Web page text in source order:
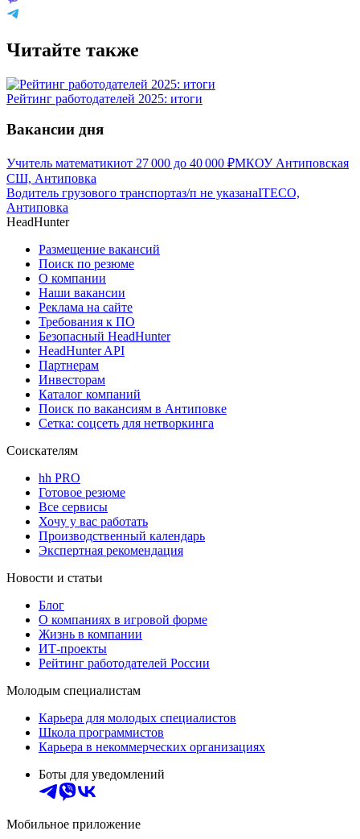
Читайте также
Рейтинг работодателей 2025: итоги
Вакансии дня
Учитель математикиот 27 000 до 40 000 ₽МКОУ Антиповская
СШ, Антиповка
Водитель грузового транспортаз/п не указанаITECO,
Антиповка
HeadHunter
Размещение вакансий
Поиск по резюме
О компании
Наши вакансии
Реклама на сайте
Требования к ПО
Безопасный HeadHunter
HeadHunter API
Партнерам
Инвесторам
Каталог компаний
Поиск по вакансиям в Антиповке
Сетка: соцсеть для нетворкинга
Соискателям
hh PRO
Готовое резюме
Все сервисы
Хочу у вас работать
Производственный календарь
Экспертная рекомендация
Новости и статьи
Блог
О компаниях в игровой форме
Жизнь в компании
ИТ-проекты
Рейтинг работодателей России
Молодым специалистам
Карьера для молодых специалистов
Школа программистов
Карьера в некоммерческих организациях
Боты для уведомлений
Мобильное приложение